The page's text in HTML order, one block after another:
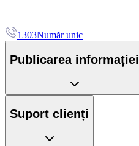
1303Număr unic
Publicarea informației
Suport clienți